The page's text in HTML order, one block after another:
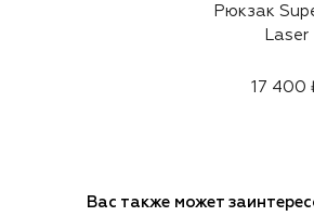
Рюкзак
Laser
17 400
Вас также может